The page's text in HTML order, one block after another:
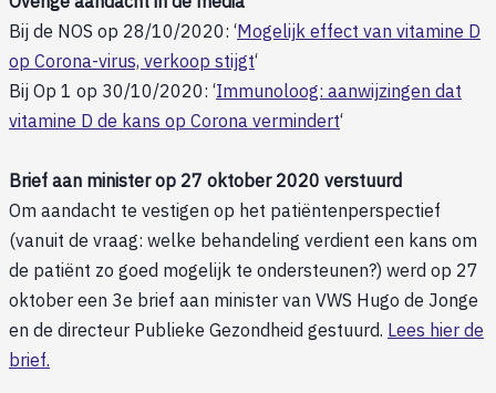
Bij de NOS op 28/10/2020: ‘Mogelijk effect van vitamine D
op Corona-virus, verkoop stijgt‘
Bij Op 1 op 30/10/2020: ‘Immunoloog: aanwijzingen dat
vitamine D de kans op Corona vermindert‘
Brief aan minister op 27 oktober 2020 verstuurd
Om aandacht te vestigen op het patiëntenperspectief
(vanuit de vraag: welke behandeling verdient een kans om
de patiënt zo goed mogelijk te ondersteunen?) werd op 27
oktober een 3e brief aan minister van VWS Hugo de Jonge
en de directeur Publieke Gezondheid gestuurd. Lees hier de
brief.